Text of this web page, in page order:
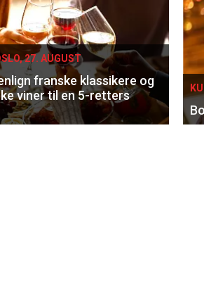
27. AUGUST
franske klassikere og
viner til en 5-retters